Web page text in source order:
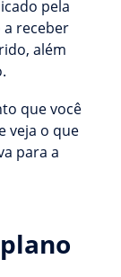
pela
receber
além
que você
veja o que
para a